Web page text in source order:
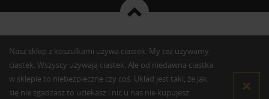
Nasz sklep z koszulkami używa ciastek. My też używamy
ciastek. Wszyscy używają ciastek. Ale od niedawna ciastka
w sklepie to niebezpieczne czy coś. Układ jest taki, że jak
się nie zgadzasz to uciekasz i nic u nas nie kupujesz